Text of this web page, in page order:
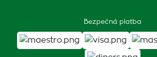
Bezpečná platba